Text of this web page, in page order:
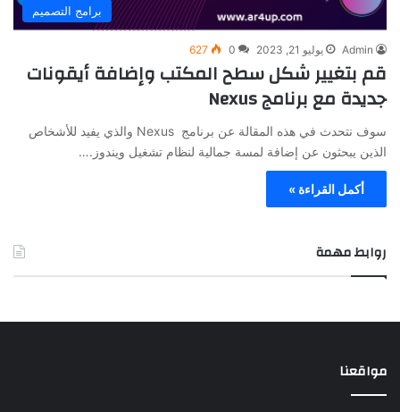
برامج التصميم
Admin يوليو 21, 2023 0
627
قم بتغيير شكل سطح المكتب وإضافة أيقونات
جديدة مع برنامج Nexus
سوف نتحدث في هذه المقالة عن برنامج Nexus والذي يفيد للأشخاص
الذين يبحثون عن إضافة لمسة جمالية لنظام تشغيل ويندوز.…
أكمل القراءة »
روابط مهمة
مواقعنا